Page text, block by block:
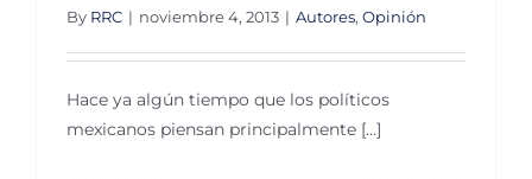
By RRC | noviembre 4, 2013 | Autores, Opinión
Hace ya algún tiempo que los políticos
mexicanos piensan principalmente [...]